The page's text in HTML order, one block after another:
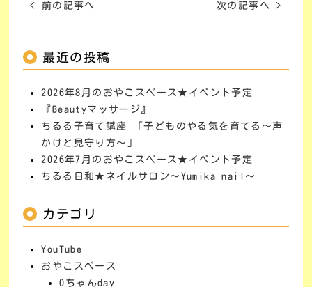
< 前の記事へ 次の記事へ >
最近の投稿
2026年8月のおやこスペース★イベント予定
『Beautyマッサージ』
ちるる子育て講座 「子どものやる気を育てる～声
かけと見守り方～」
2026年7月のおやこスペース★イベント予定
ちるる日和★ネイルサロン～Yumika nail～
カテゴリ
YouTube
おやこスペース
0ちゃんday